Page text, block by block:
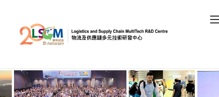
跳到内容（按回车键）
会员登录
A A A EN